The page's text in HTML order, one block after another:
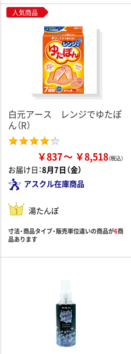
人気商品
白元アース レンジでゆたぽ
ん（R）
￥837 ￥8,518
お届け日：8月7日（金）
アスクル在庫商品
湯たんぽ
寸法・商品タイプ・販売単位違いの商品が6商
品あります